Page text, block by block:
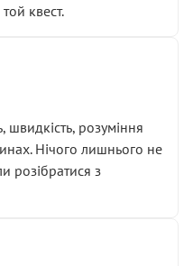
що сервіс працює не
квест.
швидкість, розуміння
Нічого лишнього не
розібратися з